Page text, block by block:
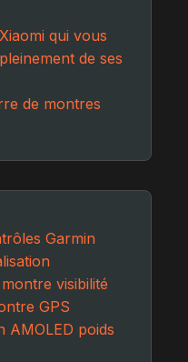
qui vous
de ses
de montres
Garmin
montre visibilité
GPS
AMOLED poids